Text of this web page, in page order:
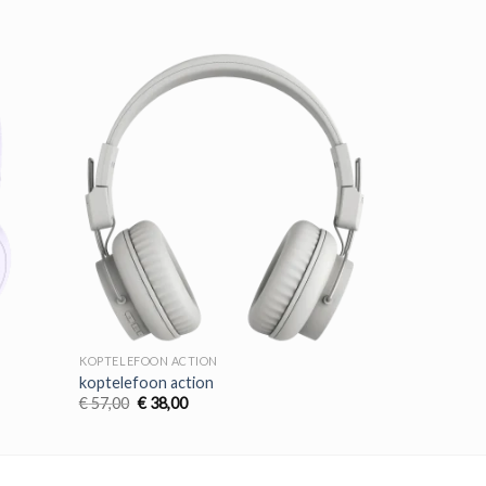
KOPTELEFOON ACTION
koptelefoon action
€57,00 Oorspronkelijke
€38,00Huidige